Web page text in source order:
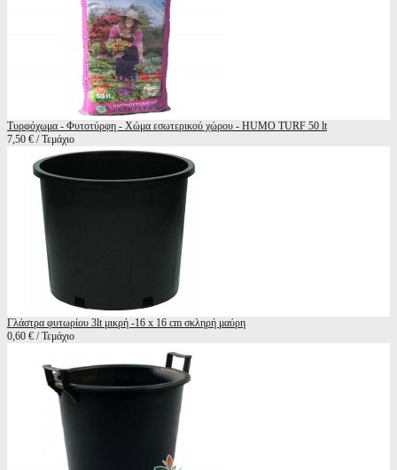
Τυρφόχωμα - Φυτοτύρφη - Χώμα εσωτερικού χώρου - HUMO TURF 50 lt
7,50 € / Τεμάχιο
Γλάστρα φυτωρίου 3lt μικρή -16 x 16 cm σκληρή μαύρη
0,60 € / Τεμάχιο